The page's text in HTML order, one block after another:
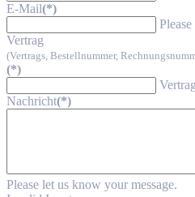
E-Mail(*)
Vertrag
(Vertrags, Bestellnummer,
(*)
Vertrag
Nachricht(*)
Please let us know your message.